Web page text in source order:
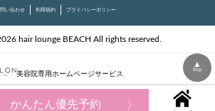
問い合わせ 利用規約 プライバシーポリシー
hair lounge BEACH All rights reserved.
美容院専用ホームページサービス
▲
top
かんたん優先予約